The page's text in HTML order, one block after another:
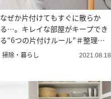
なぜか片付けてもすぐに散らか
る…。キレイな部屋がキープでき
る“6つの片付けルール”＃整理収
納アドバイザー直伝
掃除・暮らし 2021.08.18